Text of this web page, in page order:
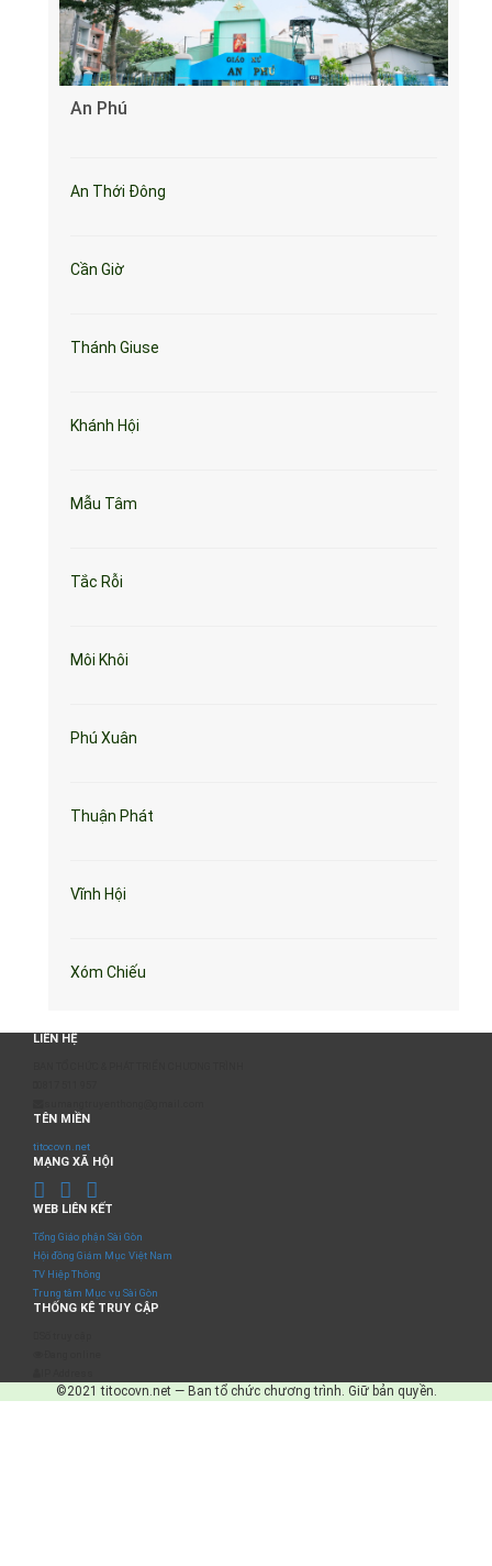
An Phú
An Thới Đông
Cần Giờ
Thánh Giuse
Khánh Hội
Mẫu Tâm
Tắc Rỗi
Môi Khôi
Phú Xuân
Thuận Phát
Vĩnh Hội
Xóm Chiếu
LIÊN HỆ
TÊN MIỀN
titocovn.net
MẠNG XÃ HỘI
WEB LIÊN KẾT
Tổng Giáo phận Sài Gòn
Hội đồng Giám Mục Việt Nam
TV Hiệp Thông
Trung tâm Mục vụ Sài Gòn
THỐNG KÊ TRUY CẬP
©2021 titocovn.net — Ban tổ chức chương trình. Giữ bản quyền.